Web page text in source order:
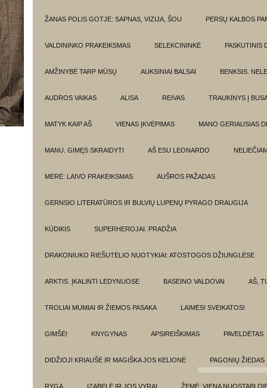
ŽANAS POLIS GOTJĖ: SAPNAS, VIZIJA, ŠOU PERSŲ KALBOS
VALDININKO PRAKEIKSMAS SELEKCININKĖ PASKUTINIS
AMŽINYBĖ TARP MŪSŲ AUKSINIAI BALSAI BENKSIS.
AUDROS VAIKAS ALISA REIVAS TRAUKINYS Į
MATYK KAIP AŠ VIENAS ĮKVĖPIMAS MANO GERIAUSIAS
MANU. GIMĘS SKRAIDYTI AŠ ESU LEONARDO
MERĖ: LAIVO PRAKEIKSMAS AUŠROS PAŽADAS
GERNSIO LITERATŪROS IR BULVIŲ LUPENŲ PYRAGO DRAUGIJA
KŪDIKIS SUPERHEROJAI. PRADŽIA
DRAKONIUKO RIEŠUTĖLIO NUOTYKIAI: ATOSTOGOS DŽIUNGLĖSE
ARKTIS. ĮKALINTI LEDYNUOSE BASEINO VALDOVAI AŠ,
TROLIAI MUMIAI IR ŽIEMOS PASAKA LAIMĖS! SVEIKATOS!
GIMŠĖ! KNYGYNAS APSIREIŠKIMAS PAVELDĖTAS
DIDŽIOJI KRIAUŠĖ IR MAGIŠKA JOS KELIONĖ PAGONIŲ ŽIEDAS
RYGA IZABELĖ IR JOS VYRAI ŽEMĖ: VIENA NUOSTABI